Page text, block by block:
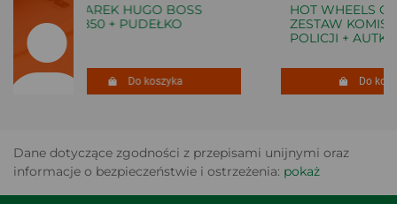
ZEGAREK HUGO BOSS
1513850 + PUDEŁKO
Do koszyka
HOT WHEELS CITY
ZESTAW
POLICJI + AUTKO
Do
Dane dotyczące zgodności z przepisami unijnymi oraz
informacje o bezpieczeństwie i ostrzeżenia: pokaż